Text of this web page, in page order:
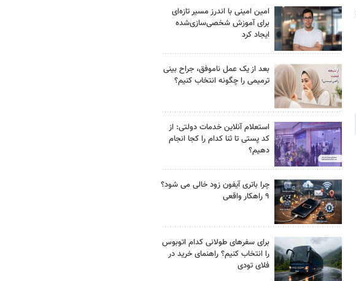
امین امینی با اندرز مسیر تازه‌ای
برای آموزش شخصی‌سازی‌شده
ایجاد کرد
بعد از یک عمل ناموفق، جراح بینی
ترمیمی را چگونه انتخاب کنیم؟
استعلام آنلاین خدمات دولتی: از
کد پستی تا ثنا کدام را کجا انجام
دهیم؟
چرا باتری آیفون زود خالی می شود؟
۹ راهکار واقعی
برای سفرهای طولانی کدام اتوبوس
را انتخاب کنیم؟ راهنمای خرید در
فلای تودی